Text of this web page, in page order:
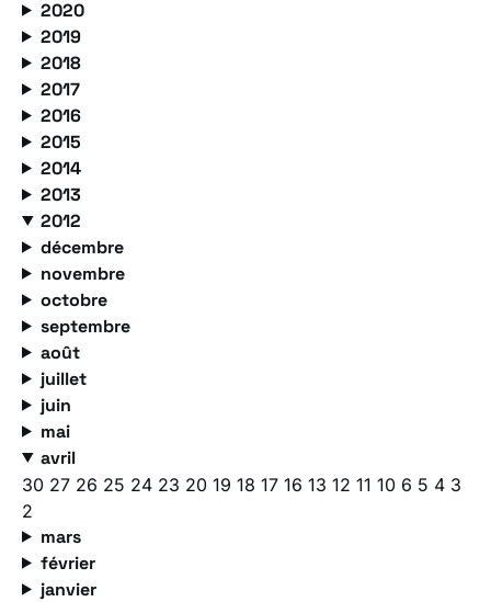
2020
2019
2018
2017
2016
2015
2014
2013
2012
décembre
novembre
octobre
septembre
août
juillet
juin
mai
avril
30 27 26 25 24 23 20 19 18 17 16 13 12 11 10 6 5 4 3
2
mars
février
janvier